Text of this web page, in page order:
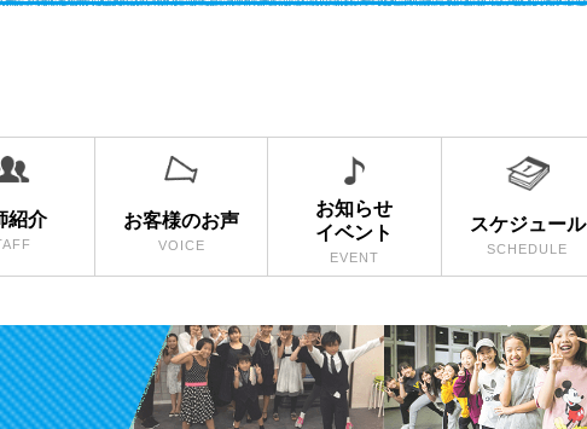
紹介 お客様のお声
VOICE
お知らせ
イベント
EVENT
スケジュール
SCHEDULE